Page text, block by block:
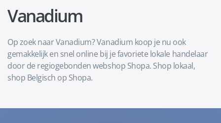
Vanadium
Op zoek naar Vanadium? Vanadium koop je nu ook
gemakkelijk en snel online bij je favoriete lokale handelaar
door de regiogebonden webshop Shopa. Shop lokaal,
shop Belgisch op Shopa.